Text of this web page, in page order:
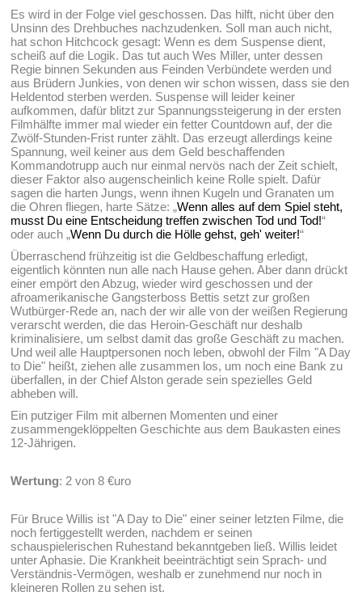
Es wird in der Folge viel geschossen. Das hilft, nicht über den
Unsinn des Drehbuches nachzudenken. Soll man auch nicht,
hat schon Hitchcock gesagt: Wenn es dem Suspense dient,
scheiß auf die Logik. Das tut auch Wes Miller, unter dessen
Regie binnen Sekunden aus Feinden Verbündete werden und
aus Brüdern Junkies, von denen wir schon wissen, dass sie den
Heldentod sterben werden. Suspense will leider keiner
aufkommen, dafür blitzt zur Spannungssteigerung in der ersten
Filmhälfte immer mal wieder ein fetter Countdown auf, der die
Zwölf-Stunden-Frist runter zählt. Das erzeugt allerdings keine
Spannung, weil keiner aus dem Geld beschaffenden
Kommandotrupp auch nur einmal nervös nach der Zeit schielt,
dieser Faktor also augenscheinlich keine Rolle spielt. Dafür
sagen die harten Jungs, wenn ihnen Kugeln und Granaten um
die Ohren fliegen, harte Sätze: „Wenn alles auf dem Spiel steht,
musst Du eine Entscheidung treffen zwischen Tod und Tod!“
oder auch „Wenn Du durch die Hölle gehst, geh' weiter!“
Überraschend frühzeitig ist die Geldbeschaffung erledigt,
eigentlich könnten nun alle nach Hause gehen. Aber dann drückt
einer empört den Abzug, wieder wird geschossen und der
afroamerikanische Gangsterboss Bettis setzt zur großen
Wutbürger-Rede an, nach der wir alle von der weißen Regierung
verarscht werden, die das Heroin-Geschäft nur deshalb
kriminalisiere, um selbst damit das große Geschäft zu machen.
Und weil alle Hauptpersonen noch leben, obwohl der Film "A Day
to Die" heißt, ziehen alle zusammen los, um noch eine Bank zu
überfallen, in der Chief Alston gerade sein spezielles Geld
abheben will.
Ein putziger Film mit albernen Momenten und einer
zusammengeklöppelten Geschichte aus dem Baukasten eines
12-Jährigen.
Wertung: 2 von 8 €uro
Für Bruce Willis ist "A Day to Die" einer seiner letzten Filme, die
noch fertiggestellt werden, nachdem er seinen
schauspielerischen Ruhestand bekanntgeben ließ. Willis leidet
unter Aphasie. Die Krankheit beeinträchtigt sein Sprach- und
Verständnis-Vermögen, weshalb er zunehmend nur noch in
kleineren Rollen zu sehen ist.